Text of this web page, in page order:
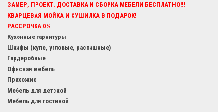
ЗАМЕР, ПРОЕКТ, ДОСТАВКА И СБОРКА МЕБЕЛИ БЕСПЛАТНО!!!
КВАРЦЕВАЯ МОЙКА И СУШИЛКА В ПОДАРОК!
РАССРОЧКА 0%
Кухонные гарнитуры
Шкафы (купе, угловые, распашные)
Гардеробные
Офисная мебель
Прихожие
Мебель для детской
Мебель для гостиной